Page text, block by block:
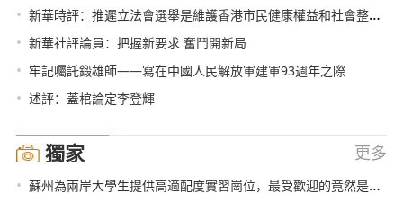
• 新華時評：推遲立法會選舉是維護香港市民健康權益和社會整體利益的及時必要之舉
• 新華社評論員：把握新要求 奮鬥開新局
• 牢記囑託鍛雄師——寫在中國人民解放軍建軍93週年之際
• 述評：蓋棺論定李登輝
獨家 更多
• 蘇州為兩岸大學生提供高適配度實習崗位，最受歡迎的竟然是……